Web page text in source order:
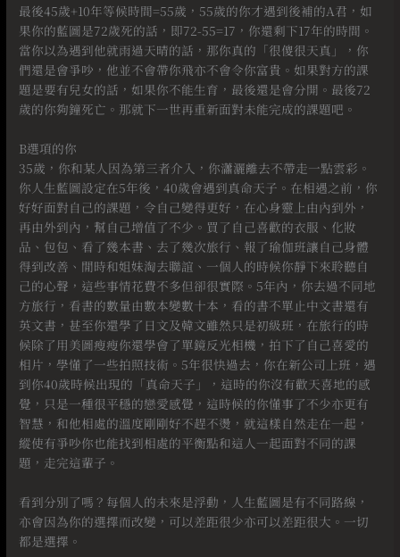
最後45歲+10年等候時間=55歲，55歲的你才遇到後補的A君，如
果你的藍圖是72歲死的話，即72-55=17，你還剩下17年的時間。
當你以為遇到他就雨過天晴的話，那你真的「很傻很天真」，你
們還是會爭吵，他並不會帶你飛亦不會令你富貴。如果對方的課
題是要有兒女的話，如果你不能生育，最後還是會分開。最後72
歲的你夠鐘死亡。那就下一世再重新面對未能完成的課題吧。
B選項的你
35歲，你和某人因為第三者介入，你瀟灑離去不帶走一點雲彩。
你人生藍圖設定在5年後，40歲會遇到真命天子。在相遇之前，你
好好面對自己的課題，令自己變得更好，在心身靈上由內到外，
再由外到內，幫自己增值了不少。買了自己喜歡的衣服、化妝
品、包包、看了幾本書、去了幾次旅行、報了瑜伽班讓自己身體
得到改善、閒時和姐妹淘去聯誼、一個人的時候你靜下來聆聽自
己的心聲，這些事情花費不多但卻很實際。5年內，你去過不同地
方旅行，看書的數量由數本變數十本，看的書不單止中文書還有
英文書，甚至你還學了日文及韓文雖然只是初級班，在旅行的時
候除了用美圖瘦瘦你還學會了單鏡反光相機，拍下了自己喜愛的
相片，學懂了一些拍照技術。5年很快過去，你在新公司上班，遇
到你40歲時候出現的「真命天子」，這時的你沒有歡天喜地的感
覺，只是一種很平穩的戀愛感覺，這時候的你懂事了不少亦更有
智慧，和他相處的溫度剛剛好不趕不燙，就這樣自然走在一起，
縱使有爭吵你也能找到相處的平衡點和這人一起面對不同的課
題，走完這輩子。
看到分別了嗎？每個人的未來是浮動，人生藍圖是有不同路線，
亦會因為你的選擇而改變，可以差距很少亦可以差距很大。一切
都是選擇。